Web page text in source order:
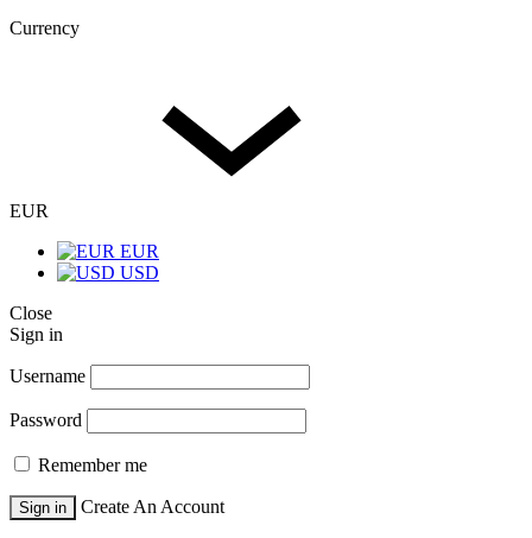
Currency
EUR
EUR
USD
Close
Sign in
Username
Password
Remember me
Sign in Create An Account